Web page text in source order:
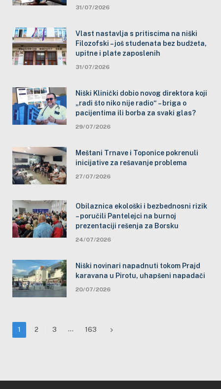
31/07/2026
Vlast nastavlja s pritiscima na niški
Filozofski – još studenata bez budžeta,
upitne i plate zaposlenih
31/07/2026
Niški Klinički dobio novog direktora koji
„radi što niko nije radio“ – briga o
pacijentima ili borba za svaki glas?
29/07/2026
Meštani Trnave i Toponice pokrenuli
inicijative za rešavanje problema
27/07/2026
Obilaznica ekološki i bezbednosni rizik
– poručili Pantelejci na burnoj
prezentaciji rešenja za Borsku
24/07/2026
Niški novinari napadnuti tokom Prajd
karavana u Pirotu, uhapšeni napadači
20/07/2026
1 2 3 … 163 Next